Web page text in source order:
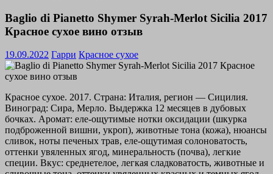
Baglio di Pianetto Shymer Syrah-Merlot Sicilia 2017
Красное сухое вино отзыв
19.09.2022 Гарри Красное сухое
Красное сухое. 2017. Страна: Италия, регион — Сицилия.
Виноград: Сира, Мерло. Выдержка 12 месяцев в дубовых
бочках. Аромат: еле-ощутимые нотки оксидации (шкурка
подброженной вишни, укроп), животные тона (кожа), нюансы
сливок, ноты печеных трав, еле-ощутимая солоноватость,
оттенки увяленных ягод, минеральность (почва), легкие
специи. Вкус: среднетелое, легкая сладковатость, животные и